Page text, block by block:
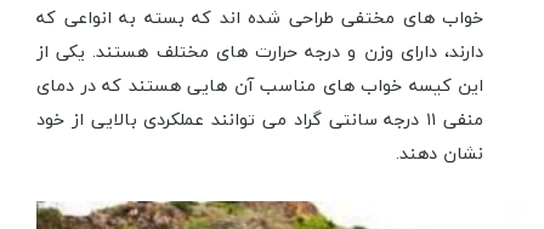
خواب های مختفی طراحی شده اند که بسته به انواعی که
دارند، دارای وزن و درجه حرارت های مختلف هستند. یکی از
این کیسه خواب های مناسب آن هایی هستند که در دمای
منفی ۱۱ درجه سانتی گراد می توانند عملکردی بالایی از خود
نشان دهند.